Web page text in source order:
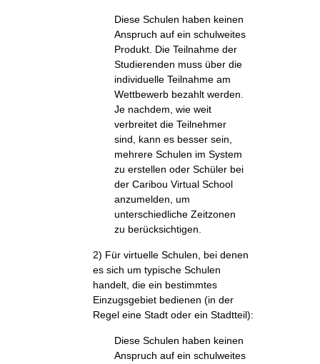
Diese Schulen haben keinen
Anspruch auf ein schulweites
Produkt. Die Teilnahme der
Studierenden muss über die
individuelle Teilnahme am
Wettbewerb bezahlt werden.
Je nachdem, wie weit
verbreitet die Teilnehmer
sind, kann es besser sein,
mehrere Schulen im System
zu erstellen oder Schüler bei
der Caribou Virtual School
anzumelden, um
unterschiedliche Zeitzonen
zu berücksichtigen.
2) Für virtuelle Schulen, bei denen
es sich um typische Schulen
handelt, die ein bestimmtes
Einzugsgebiet bedienen (in der
Regel eine Stadt oder ein Stadtteil):
Diese Schulen haben keinen
Anspruch auf ein schulweites